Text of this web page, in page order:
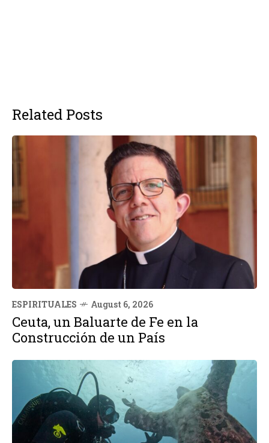
Related Posts
ESPIRITUALES August 6, 2026
Ceuta, un Baluarte de Fe en la
Construcción de un País